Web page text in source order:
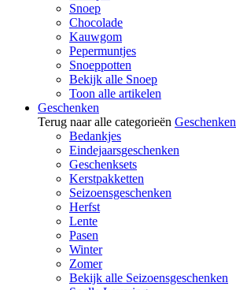
Snoep
Chocolade
Kauwgom
Pepermuntjes
Snoeppotten
Bekijk alle Snoep
Toon alle artikelen
Geschenken
Terug naar alle categorieën Geschenken
Bedankjes
Eindejaarsgeschenken
Geschenksets
Kerstpakketten
Seizoensgeschenken
Herfst
Lente
Pasen
Winter
Zomer
Bekijk alle Seizoensgeschenken